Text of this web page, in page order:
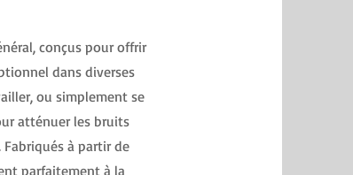
conçus pour offrir
dans diverses
ou simplement se
atténuer les bruits
à partir de
parfaitement à la